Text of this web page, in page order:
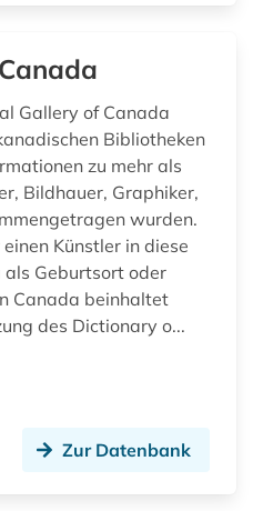
sozialwissenschaftler (1)
Gallery of Canada
Bibliotheken
zu mehr als
Bildhauer, Graphiker,
wurden.
Künstler in diese
Geburtsort oder
Canada beinhaltet
des Dictionary o...
Zur Datenbank